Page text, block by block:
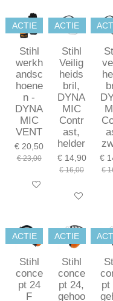
ACTIE
Stihl
werkh
andsc
hoene
n -
DYNA
MIC
VENT
€ 20,50
€ 23,00
Bekijk details
ACTIE
Stihl
Veilig
heids
bril,
DYNA
MIC
Contr
ast,
helder
€ 14,90
€ 16,00
In
€
€
ACTIE
Stihl
conce
pt 24
F
ACTIE
Stihl
conce
pt 24,
gehoo
pt